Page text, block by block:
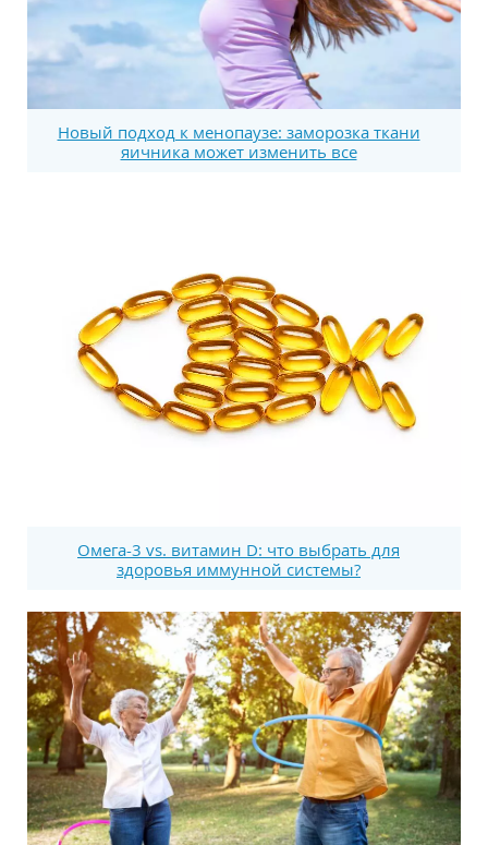
Новый подход к менопаузе: заморозка ткани
яичника может изменить все
Омега-3 vs. витамин D: что выбрать для
здоровья иммунной системы?